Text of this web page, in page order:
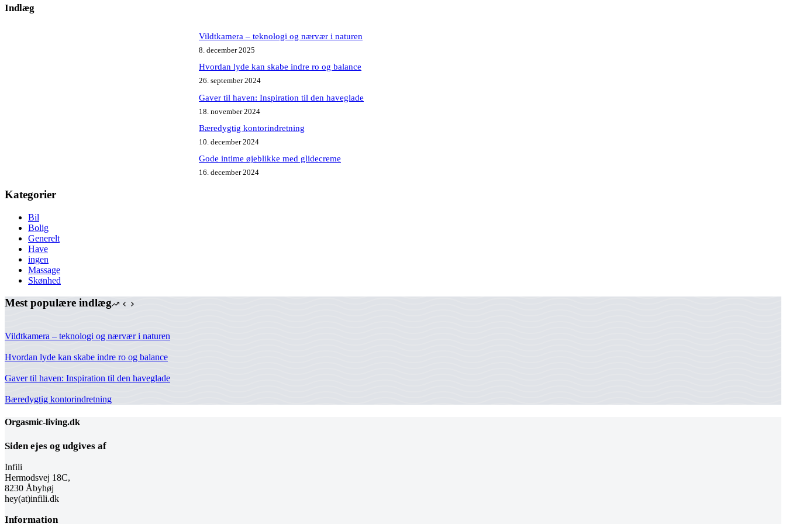
resultater
Indlæg
Vildtkamera – teknologi og nærvær i naturen
8. december 2025
Hvordan lyde kan skabe indre ro og balance
26. september 2024
Gaver til haven: Inspiration til den haveglade
18. november 2024
Bæredygtig kontorindretning
10. december 2024
Gode intime øjeblikke med glidecreme
16. december 2024
Kategorier
Bil
Bolig
Generelt
Have
ingen
Massage
Skønhed
Mest populære indlæg
Vildtkamera – teknologi og nærvær i naturen
Hvordan lyde kan skabe indre ro og balance
Gaver til haven: Inspiration til den haveglade
Bæredygtig kontorindretning
Orgasmic-living.dk
Siden ejes og udgives af
Infili
Hermodsvej 18C,
8230 Åbyhøj
hey(at)infili.dk
Information